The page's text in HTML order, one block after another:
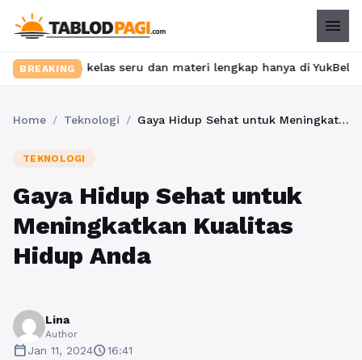
menu
BREAKING
kelas seru dan materi lengkap hanya di YukBelajar.com.
Home / Teknologi / Gaya Hidup Sehat untuk Meningkatkan Kualitas Hidup Anda
TEKNOLOGI
Gaya Hidup Sehat untuk
Meningkatkan Kualitas
Hidup Anda
Lina
Author
calendar_todayJan 11, 2024schedule16:41